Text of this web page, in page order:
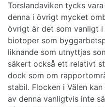
Torslandaviken tycks
denna i övrigt mycket
övrigt är det som vanligt
biotoper som
liknande som utnyttjas
säkert också ett relativt
dock som om
stabil. Flocken i Välen
av denna vanligtvis inte